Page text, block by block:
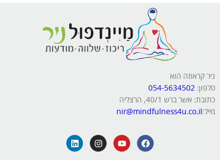
ניר קראוזה הוא
טלפון:
כתובת: אשר ברש 40/1, הרצליה
מייל:nir@mindfulness4u.co.il